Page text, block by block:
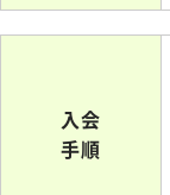
入会
手順